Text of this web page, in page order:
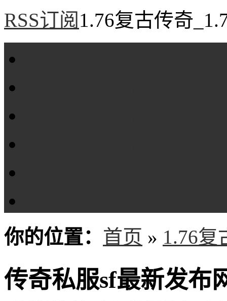
RSS订阅 1.76复古传奇
你的位置： 首页 » 1.76复
传奇私服sf最新发布